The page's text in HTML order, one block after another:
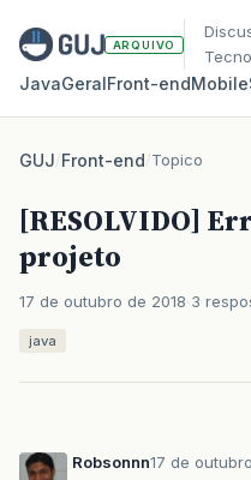
ARQUIVO
JavaGeralFront‑endMobile
GUJ/Front-end/Topico
[RESOLVIDO]
projeto
17 de outubro de 2018 3
java
Robsonnn17 de